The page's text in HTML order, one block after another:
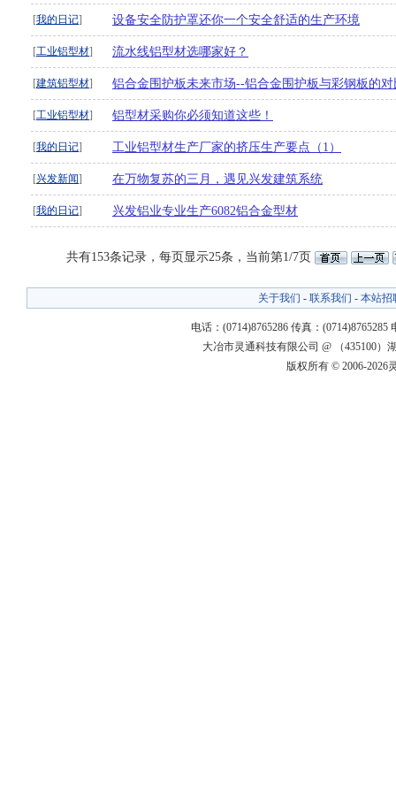
[我的日记] 设备安全防护罩还你一个安全舒适的生产环境
[工业铝型材] 流水线铝型材选哪家好？
[建筑铝型材] 铝合金围护板未来市场--铝合金围护板与彩钢板的对
[工业铝型材] 铝型材采购你必须知道这些！
[我的日记] 工业铝型材生产厂家的挤压生产要点（1）
[兴发新闻] 在万物复苏的三月，遇见兴发建筑系统
[我的日记] 兴发铝业专业生产6082铝合金型材
共有153条记录，每页显示25条，当前第1/7页
关于我们 - 联系我们 - 本站招
电话：(0714)8765286 传真：(0714)8765285
大冶市灵通科技有限公司 @ （435100
版权所有 © 2006-2026